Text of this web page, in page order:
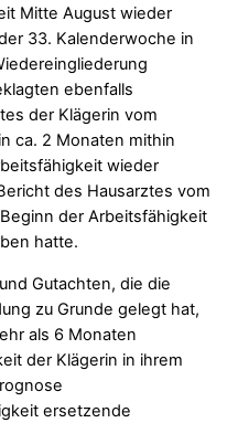
Mitte August wieder
33. Kalenderwoche in
ebenfalls
der Klägerin vom
ca. 2 Monaten mithin
wieder
des Hausarztes vom
der Arbeitsfähigkeit
hatte.
Gutachten, die die
zu Grunde gelegt hat,
als 6 Monaten
der Klägerin in ihrem
ersetzende